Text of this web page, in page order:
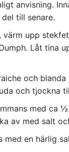
anvisning.
till senare.
värm upp
Låt tina
och blanda
och tjockna
med ca
av med salt
med en härlig